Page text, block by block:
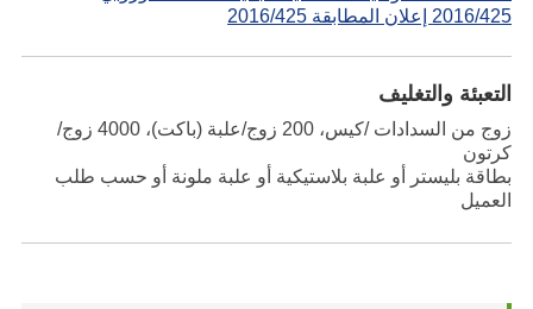
2016/425 إعلان المطابقة 2016/425
التعبئة والتغليف
زوج من السدادات /كيس، 200 زوج/علبة (باكت)، 4000 زوج/
كرتون
بطاقة بليستر أو علبة بلاستيكية أو علبة ملونة أو حسب طلب
العميل